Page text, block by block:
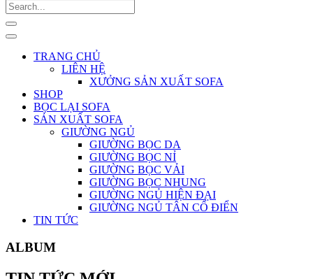
TRANG CHỦ
LIÊN HỆ
XƯỞNG SẢN XUẤT SOFA
SHOP
BỌC LẠI SOFA
SẢN XUẤT SOFA
GIƯỜNG NGỦ
GIƯỜNG BỌC DA
GIƯỜNG BỌC NỈ
GIƯỜNG BỌC VẢI
GIƯỜNG BỌC NHUNG
GIƯỜNG NGỦ HIỆN ĐẠI
GIƯỜNG NGỦ TÂN CỔ ĐIỂN
TIN TỨC
ALBUM